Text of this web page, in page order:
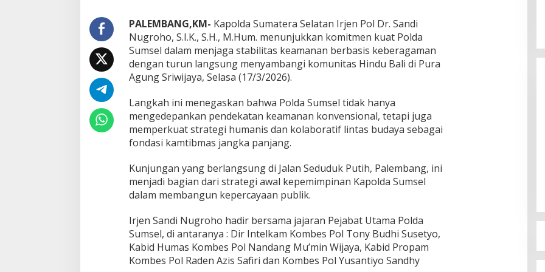
s
H
i
n
d
u
,
o
l
d
a
S
m
s
e
T
e
g
a
s
PALEMBANG,KM- Kapolda Sumatera Selatan Irjen Pol Dr. Sandi
Nugroho, S.I.K., S.H., M.Hum. menunjukkan komitmen kuat Polda
Sumsel dalam menjaga stabilitas keamanan berbasis keberagaman
dengan turun langsung menyambangi komunitas Hindu Bali di Pura
Agung Sriwijaya, Selasa (17/3/2026).
Langkah ini menegaskan bahwa Polda Sumsel tidak hanya
mengedepankan pendekatan keamanan konvensional, tetapi juga
memperkuat strategi humanis dan kolaboratif lintas budaya sebagai
fondasi kamtibmas jangka panjang.
Kunjungan yang berlangsung di Jalan Seduduk Putih, Palembang, ini
menjadi bagian dari strategi awal kepemimpinan Kapolda Sumsel
dalam membangun kepercayaan publik.
Irjen Sandi Nugroho hadir bersama jajaran Pejabat Utama Polda
Sumsel, di antaranya : Dir Intelkam Kombes Pol Tony Budhi Susetyo,
Kabid Humas Kombes Pol Nandang Mu’min Wijaya, Kabid Propam
Kombes Pol Raden Azis Safiri dan Kombes Pol Yusantiyo Sandhy
Susno Duaji Serukan IKJB Dukung
Heri Amalindo, Nyalon Gubernur
Sumsel dan Jadi
Di Berita, Politik | 18 Juni 2023